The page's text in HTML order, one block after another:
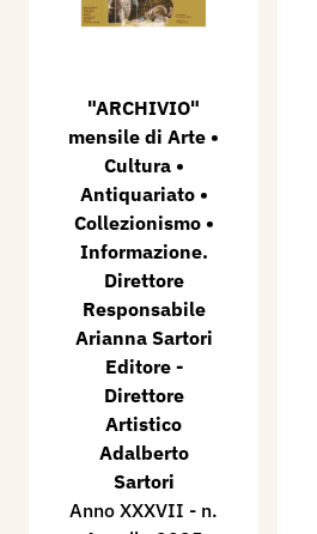
"ARCHIVIO"
mensile di Arte •
Cultura •
Antiquariato •
Collezionismo •
Informazione.
Direttore
Responsabile
Arianna Sartori
Editore -
Direttore
Artistico
Adalberto
Sartori
Anno XXXVII - n.